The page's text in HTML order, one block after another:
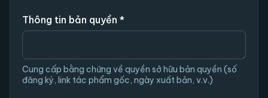
Thông tin bản quyền *
Cung cấp bằng chứng về quyền sở hữu bản quyền (số
đăng ký, link tác phẩm gốc, ngày xuất bản, v.v.)